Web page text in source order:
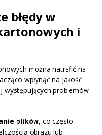
błędy w
i
można natrafić na
wpłynąć na jakość
występujących problemów
plików, co często
obrazu lub